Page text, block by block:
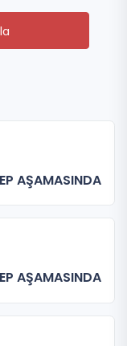
AŞAMASINDA
AŞAMASINDA